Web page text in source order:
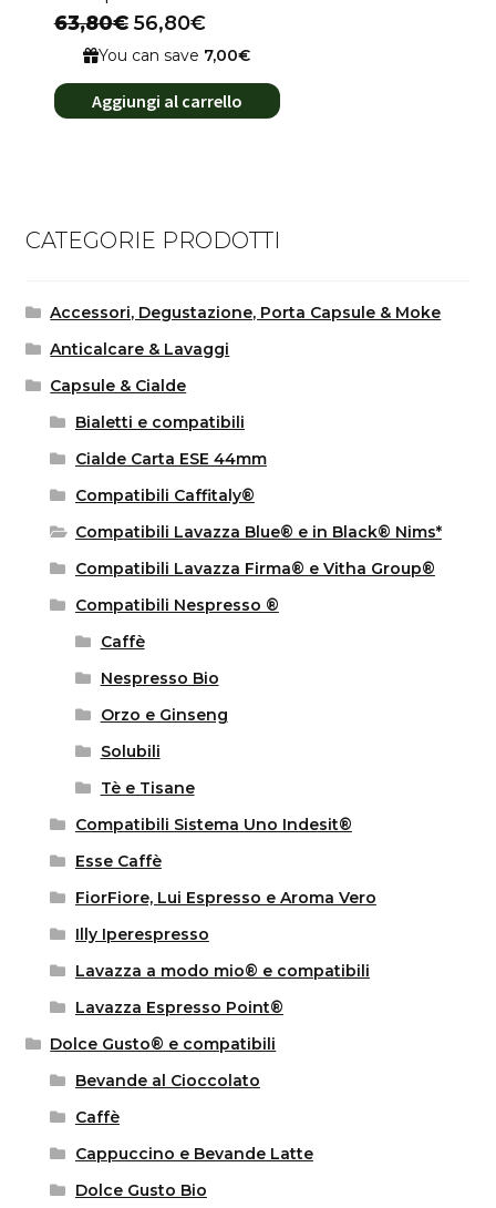
63,80€ 56,80€
You can save 7,00€
Aggiungi al carrello
CATEGORIE PRODOTTI
Accessori, Degustazione, Porta Capsule & Moke
Anticalcare & Lavaggi
Capsule & Cialde
Bialetti e compatibili
Cialde Carta ESE 44mm
Compatibili Caffitaly®
Compatibili Lavazza Blue® e in Black® Nims*
Compatibili Lavazza Firma® e Vitha Group®
Compatibili Nespresso ®
Caffè
Nespresso Bio
Orzo e Ginseng
Solubili
Tè e Tisane
Compatibili Sistema Uno Indesit®
Esse Caffè
FiorFiore, Lui Espresso e Aroma Vero
Illy Iperespresso
Lavazza a modo mio® e compatibili
Lavazza Espresso Point®
Dolce Gusto® e compatibili
Bevande al Cioccolato
Caffè
Cappuccino e Bevande Latte
Dolce Gusto Bio